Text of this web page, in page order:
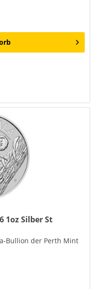
1oz Silber St
Bullion der Perth Mint